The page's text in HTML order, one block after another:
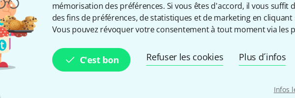
mémorisation des préférences. Si vous êtes d'accord, il vous suffit
des fins de préférences, de statistiques et de marketing en
Vous pouvez révoquer votre consentement à tout moment via les
C'est bon Refuser les cookies Plus d´infos
Infos
Tout Guides